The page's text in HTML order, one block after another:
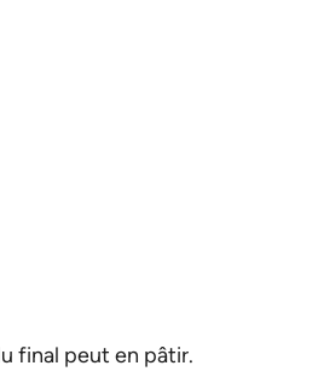
final peut en pâtir.